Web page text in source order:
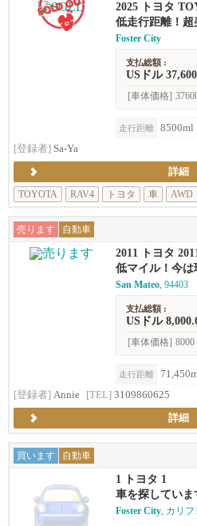
2025 トヨタ
y 4D
低走行距離！超
Foster City
支払総額 :
USドル
[車体価格]
走行距離
8500ml
[登録者] Sa-Ya
詳細
TOYOTA
RAV4 トヨタ 車 AWD
売ります 自動車
2011 トヨタ
低マイル！今
San Mateo, 94403
支払総額 :
USドル
[車体価格] 8000
走行距離
[登録者] Annie [TEL] 3109860625
詳細
買います 自動車
1 トヨタ 1
車を探していま
Foster City, カリフ